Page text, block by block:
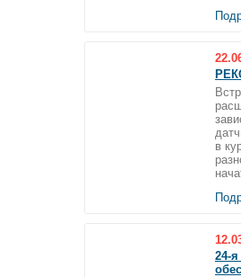
в
24-